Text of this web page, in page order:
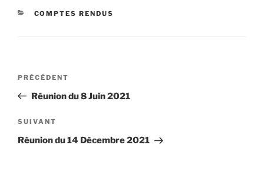
CATÉGORIES
COMPTES RENDUS
Navigation
l’article
Article
précédent
PRÉCÉDENT
Réunion du 8 Juin 2021
Article
suivant
SUIVANT
Réunion du 14 Décembre 2021